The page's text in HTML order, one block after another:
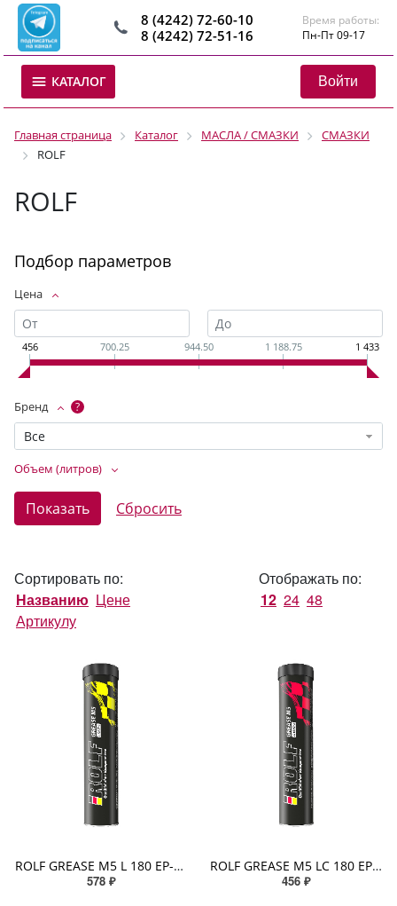
8 (4242) 72-60-10
8 (4242) 72-51-16
Время работы:
Пн-Пт 09-17
КАТАЛОГ Войти
Главная страница Каталог МАСЛА / СМАЗКИ
СМАЗКИ
ROLF
ROLF
Подбор параметров
Цена
456 700.25 944.50 1 188.75 1 433
Бренд ?
Все
Объем (литров)
Сортировать по:
Названию Цене
Артикулу
Отображать по:
12 24 48
ROLF GREASE M5 L 180 EP-2 390гр (литиевое мыло) минеральное Светло-желтый
578 ₽
ROLF GREASE M5 LC 180 EP-2 390гр (литиево-кальциевое) минеральное Красный
456 ₽